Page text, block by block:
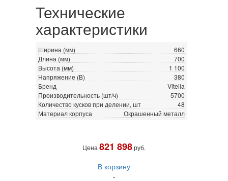
Технические
характеристики
Ширина (мм)
660
Длина (мм)
700
Высота (мм)
1 100
Напряжение (В)
380
Бренд
Vitella
Производительность (шт/ч)
5700
Количество кусков при делении, шт
48
Материал корпуса
Окрашенный металл
Цена 821 898руб.
В корзину
-